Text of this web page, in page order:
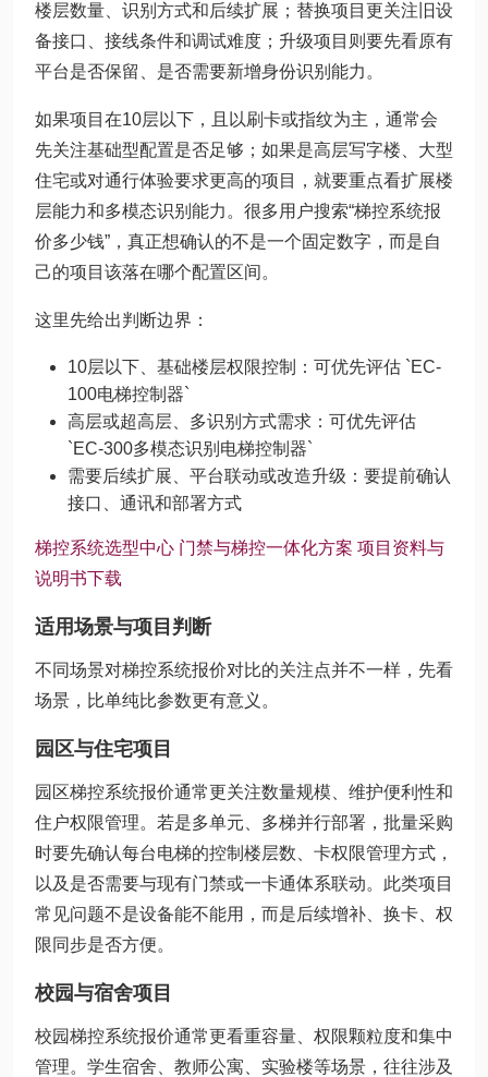
楼层数量、识别方式和后续扩展；替换项目更关注旧设
备接口、接线条件和调试难度；升级项目则要先看原有
平台是否保留、是否需要新增身份识别能力。
如果项目在10层以下，且以刷卡或指纹为主，通常会
先关注基础型配置是否足够；如果是高层写字楼、大型
住宅或对通行体验要求更高的项目，就要重点看扩展楼
层能力和多模态识别能力。很多用户搜索“梯控系统报
价多少钱”，真正想确认的不是一个固定数字，而是自
己的项目该落在哪个配置区间。
这里先给出判断边界：
10层以下、基础楼层权限控制：可优先评估 `EC-
100电梯控制器`
高层或超高层、多识别方式需求：可优先评估
`EC-300多模态识别电梯控制器`
需要后续扩展、平台联动或改造升级：要提前确认
接口、通讯和部署方式
梯控系统选型中心 门禁与梯控一体化方案 项目资料与
说明书下载
适用场景与项目判断
不同场景对梯控系统报价对比的关注点并不一样，先看
场景，比单纯比参数更有意义。
园区与住宅项目
园区梯控系统报价通常更关注数量规模、维护便利性和
住户权限管理。若是多单元、多梯并行部署，批量采购
时要先确认每台电梯的控制楼层数、卡权限管理方式，
以及是否需要与现有门禁或一卡通体系联动。此类项目
常见问题不是设备能不能用，而是后续增补、换卡、权
限同步是否方便。
校园与宿舍项目
校园梯控系统报价通常更看重容量、权限颗粒度和集中
管理。学生宿舍、教师公寓、实验楼等场景，往往涉及